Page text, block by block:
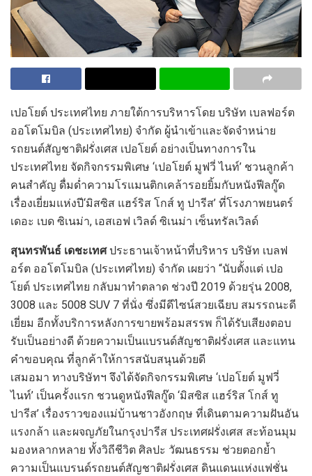
เปอโยต์ ประเทศไทย ภายใต้การบริหารโดย บริษัท เบลฟอร์ต
ออโตโมบิล (ประเทศไทย) จำกัด ผู้นำเข้าและจัดจำหน่าย
รถยนต์สัญชาติฝรั่งเศส เปอโยต์ อย่างเป็นทางการใน
ประเทศไทย จัดกิจกรรมพิเศษ ‘เปอโยต์ มูฟวี่ ไนท์’ ชวนลูกค้า
คนสำคัญ ดื่มด่ำความโรแมนติกเคล้ารอยยิ้มกับหนังฟีลกู๊ด
เรื่องเยี่ยมแห่งปี‘มิสซิส แฮร์ริส โกส์ ทู ปารีส’ ที่โรงภาพยนตร์
เดอะ เบด ซิเนม่า, เอสเอฟ เวิลด์ ซิเนม่า เซ็นทรัลเวิลด์
สุนทรพันธ์ เดชะเทศประธานเจ้าหน้าที่บริหาร บริษัท เบลฟ
อร์ต ออโตโมบิล (ประเทศไทย) จำกัด เผยว่า “นับตั้งแต่ เปอ
โยต์ ประเทศไทย กลับมาทำตลาด ช่วงปี 2019 ด้วยรุ่น 2008,
3008 และ 5008 SUV 7 ที่นั่ง ซึ่งมีดีไซน์สวยเฉียบ สมรรถนะดี
เยี่ยม อีกทั้งบริการหลังการขายพร้อมสรรพ ก็ได้รับเสียงตอบ
รับเป็นอย่างดี ด้วยความเป็นแบรนด์สัญชาติฝรั่งเศส และแทน
คำขอบคุณ ที่ลูกค้าให้การสนับสนุนด้วยดี
เสมอมา ทางบริษัทฯ จึงได้จัดกิจกรรมพิเศษ ‘เปอโยต์ มูฟวี่
ไนท์’ เป็นครั้งแรก ชวนดูหนังฟีลกู๊ด ‘มิสซิส แฮร์ริส โกส์ ทู
ปารีส’ เรื่องราวของแม่บ้านชาวอังกฤษ ที่เดินตามความฝันอัน
แรงกล้า และผจญภัยในกรุงปารีส ประเทศฝรั่งเศส สะท้อนมุม
มองหลากหลาย ทั้งวิถีชีวิต ศิลปะ วัฒนธรรม ช่วยตอกย้ำ
ความเป็นแบรนด์รถยนต์สัญชาติฝรั่งเศส ดินแดนแห่งแฟชั่น